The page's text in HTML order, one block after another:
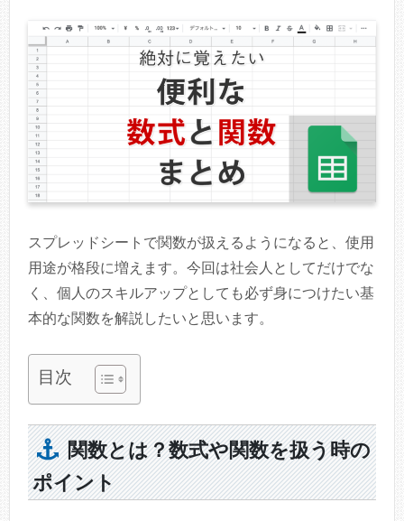
スプレッドシートで関数が扱えるようになると、使用
用途が格段に増えます。今回は社会人としてだけでな
く、個人のスキルアップとしても必ず身につけたい基
本的な関数を解説したいと思います。
目次
関数とは？数式や関数を扱う時の
ポイント